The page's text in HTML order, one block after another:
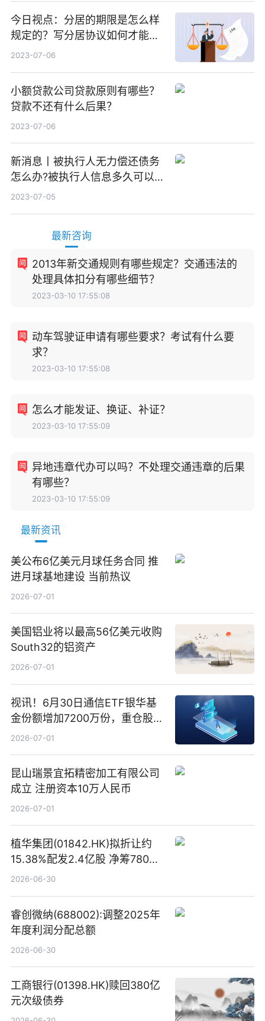
今日视点：分居的期限是怎么样
规定的？写分居协议如何才能有
效？
2023-07-06
小额贷款公司贷款原则有哪些？
贷款不还有什么后果？
2023-07-06
新消息丨被执行人无力偿还债务
怎么办?被执行人信息多久可以
消除?
2023-07-05
最新咨询
2013年新交通规则有哪些规定？交通违法的
处理具体扣分有哪些细节？
2023-03-10 17:55:08
动车驾驶证申请有哪些要求？考试有什么要
求？
2023-03-10 17:55:08
怎么才能发证、换证、补证？
2023-03-10 17:55:09
异地违章代办可以吗？不处理交通违章的后果
有哪些？
2023-03-10 17:55:09
最新资讯
美公布6亿美元月球任务合同 推
进月球基地建设 当前热议
2026-07-01
美国铝业将以最高56亿美元收购
South32的铝资产
2026-07-01
视讯！6月30日通信ETF银华基
金份额增加7200万份，重仓股新
易盛、中际旭创、立讯精密
2026-07-01
昆山瑞景宜拓精密加工有限公司
成立 注册资本10万人民币
2026-07-01
植华集团(01842.HK)拟折让约
15.38%配发2.4亿股 净筹780万
港元
2026-06-30
睿创微纳(688002):调整2025年
年度利润分配总额
2026-06-30
工商银行(01398.HK)赎回380亿
元次级债券